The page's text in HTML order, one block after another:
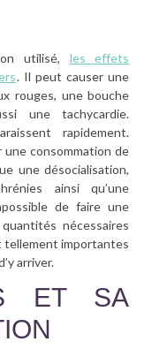
utilisé, les effets
. Il peut causer une
rouges, une bouche
une tachycardie.
rapidement.
consommation de
une désocialisation,
ainsi qu’une
de faire une
nécessaires
tellement importantes
arriver.
ET SA